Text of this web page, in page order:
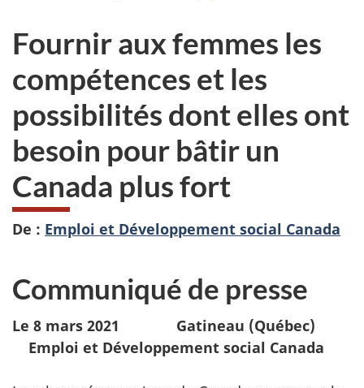
ici :
Fournir aux femmes les
compétences et les
possibilités dont elles ont
besoin pour bâtir un
Canada plus fort
De : Emploi et Développement social Canada
Communiqué de presse
Le 8 mars 2021 Gatineau (Québec)
Emploi et Développement social Canada